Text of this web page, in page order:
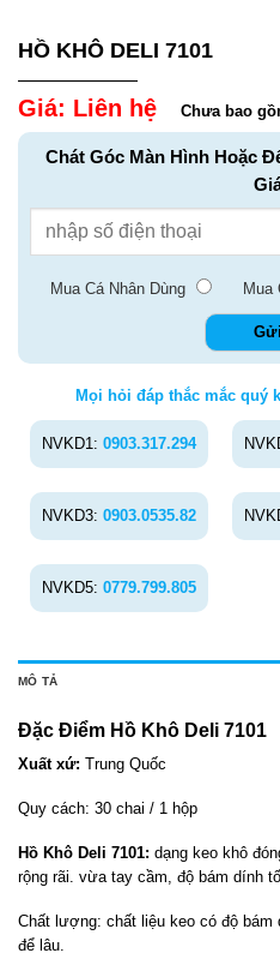
HỒ KHÔ DELI 7101
Giá: Liên hệ Chưa bao
Chát Góc Màn Hình Hoặc
Mua Cá Nhân Dùng Mua
Mọi hỏi đáp thắc mắc quý
NVKD1: 0903.317.294
NVKD3: 0903.0535.82
NVKD5: 0779.799.805
MÔ TẢ
Đặc Điểm Hồ Khô Deli 7101
Xuất xứ: Trung Quốc
Quy cách: 30 chai / 1 hộp
Hồ Khô Deli 7101: dạng keo khô
rộng rãi. vừa tay cầm, độ bám dính
Chất lượng: chất liệu keo có độ bám
để lâu.